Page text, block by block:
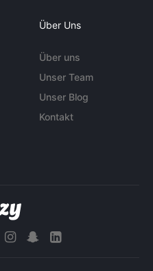
Über Uns
Über uns
Unser Team
Unser Blog
Kontakt